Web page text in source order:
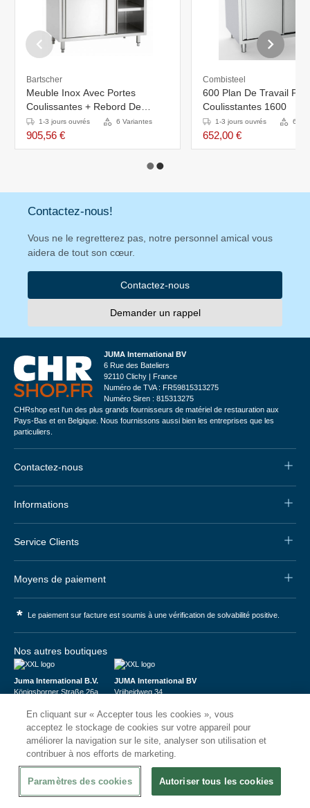
Bartscher
Meuble Inox Avec Portes
Coulissantes + Rebord De
40mm - 1200x700x850-
900(h)mm
1-3 jours ouvrés 6 Variantes
905,56 €
Combisteel
600 Plan De Travail
Coulisstantes 1600
1-3 jours ouvrés 6
652,00 €
Contactez-nous!
Vous ne le regretterez pas, notre personnel amical vous
aidera de tout son cœur.
Contactez-nous
Demander un rappel
JUMA International BV
6 Rue des Bateliers
92110 Clichy | France
Numéro de TVA : FR59815313275
Numéro Siren : 815313275
CHRshop est l'un des plus grands fournisseurs de matériel de restauration aux
Pays-Bas et en Belgique. Nous fournissons aussi bien les entreprises que les
particuliers.
Contactez-nous
Informations
Service Clients
Moyens de paiement
* Le paiement sur facture est soumis à une vérification de solvabilité positive.
Nos autres boutiques
Juma International B.V.
Königsborner Straße 26a
USt-ID: DE321159873
Handelsregister: 58573909
JUMA International BV
Vrijheidweg 34
BTW: NL853095048B01
K.V.K.: 58573909
En cliquant sur « Accepter tous les cookies », vous
acceptez le stockage de cookies sur votre appareil pour
améliorer la navigation sur le site, analyser son utilisation et
contribuer à nos efforts de marketing.
Paramètres des cookies Autoriser tous les cookies